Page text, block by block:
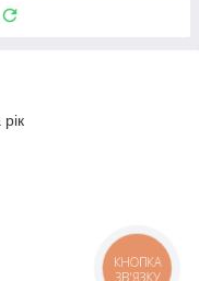
КНОПКА
ЗВ'ЯЗКУ